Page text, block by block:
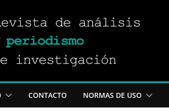
CONTACTO NORMAS DE USO